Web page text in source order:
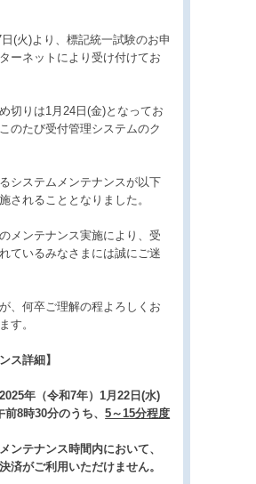
(火)より、標記統一試験のお申
ーネットにより受け付けてお
切りは1月24日(金)となってお
のたび受付管理システムのク
システムメンテナンスが以下
されることとなりました。
メンテナンス実施により、受
ているみなさまには誠にご迷
、何卒ご理解の程よろしくお
す。
ス詳細】
年（令和7年）1月22日(水)
前8時30分のうち、5～15分程度
ンテナンス時間内において、
済がご利用いただけません。